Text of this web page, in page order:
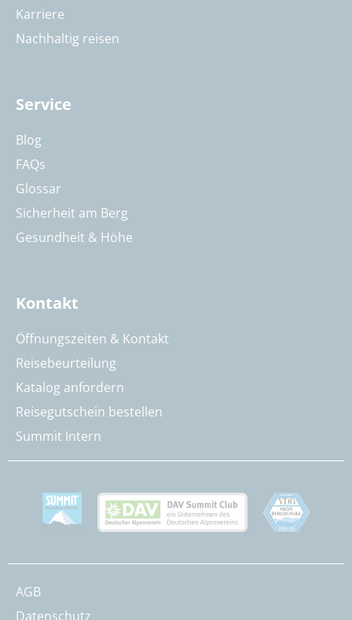
Karriere
Nachhaltig reisen
Service
Blog
FAQs
Glossar
Sicherheit am Berg
Gesundheit & Höhe
Kontakt
Öffnungszeiten & Kontakt
Reisebeurteilung
Katalog anfordern
Reisegutschein bestellen
Summit Intern
AGB
Datenschutz